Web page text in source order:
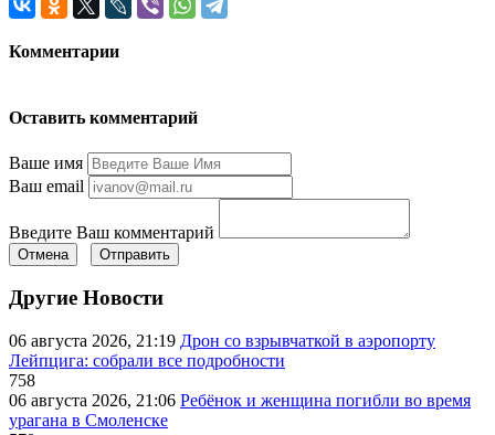
Комментарии
Оставить комментарий
Ваше имя
Ваш email
Введите Ваш комментарий
Отмена Отправить
Другие Новости
06 августа 2026, 21:19 Дрон со взрывчаткой в аэропорту
Лейпцига: собрали все подробности
758
06 августа 2026, 21:06 Ребёнок и женщина погибли во время
урагана в Смоленске